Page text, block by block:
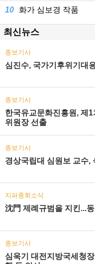
10 화가 심보경 작품
최신뉴스
종보기사
심진수, 국가기후위기대
종보기사
한국유교문화진흥원, 제
위원장 선출
종보기사
경상국립대 심원보 교수,
지파종회소식
沈門 제례규범을 지킨...
종보기사
심욱기 대전지방국세청